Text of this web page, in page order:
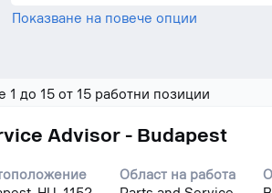
Показване на повече опции
1 до 15 от 15 работни позиции
търсене
"Гана".
Advisor - Budapest
Област на работа